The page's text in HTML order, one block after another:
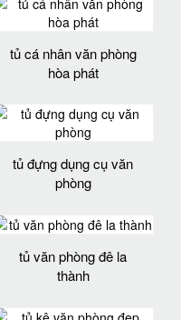
tủ cá nhân văn phòng
hòa phát
tủ đựng dụng cụ văn
phòng
tủ văn phòng đê la
thành